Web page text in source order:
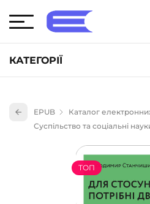
КАТЕГОРІЇ
Книги для дітей (835)
Науково-популярна
Навчальна література та
EPUB
Каталог
Суспільство та соціальні
ТОП